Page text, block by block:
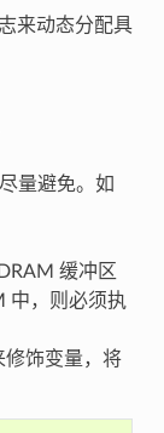
来动态分配具
量避免。如
缓冲区
中，则必须执
修饰变量，将